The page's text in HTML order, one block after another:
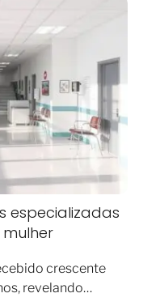
especializadas
crescente
revelando…